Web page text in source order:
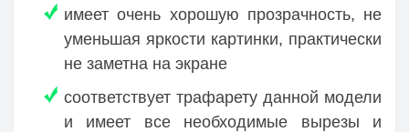
имеет очень хорошую прозрачность, не
уменьшая яркости картинки, практически
не заметна на экране
соответствует трафарету данной модели
и имеет все необходимые вырезы и